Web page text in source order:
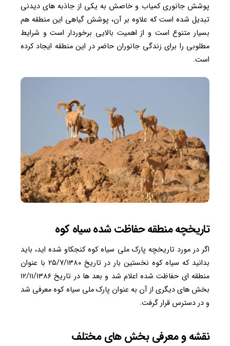
پوشش جانوری کمیاب و خاصش به یکی از جاذبه های دیدنی
تبدیل شده است که علاوه بر آن، پوشش گیاهی این منطقه هم
بسیار متنوع است و از اهمیت بالایی برخوردار است و شرایط
مطلوبی را برای زندگی جانوران حاضر در این منطقه ایجاد کرده
است.
تاریخچه منطقه حفاظت شده سیاه کوه
اگر در مورد تاریخچه پارک ملی سیاه کوه کنجکاو شده اید، باید
بدانید که سیاه کوه نخستین بار در تاریخ ۲۵/۷/۱۳۸۰ با عنوان
منطقه ای حفاظت شده اعلام شد و بعد ها در تاریخ ۱۲/۱۱/۱۳۸۶
بخش های دیگری از آن به عنوان پارک ملی سیاه کوه معرفی شد
و در دسترس قرار گرفت.
نقشه و معرفی بخش های مختلف